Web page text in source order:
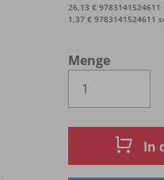
Menge
26,13 € 9783141524611
1,37 € 9783141524611
In